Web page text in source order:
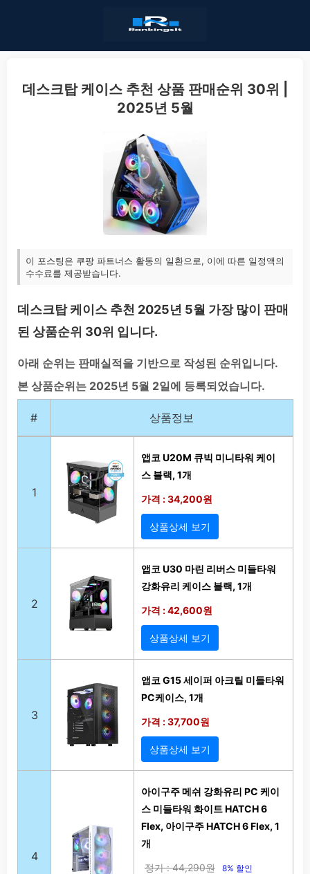
데스크탑 케이스 추천 상품 판매순위 30위 |
2025년 5월
이 포스팅은 쿠팡 파트너스 활동의 일환으로, 이에 따른 일정액의
수수료를 제공받습니다.
데스크탑 케이스 추천 2025년 5월 가장 많이 판매
된 상품순위 30위 입니다.
아래 순위는 판매실적을 기반으로 작성된 순위입니다.
본 상품순위는 2025년 5월 2일에 등록되었습니다.
# 상품정보
1
앱코 U20M 큐빅 미니타워 케이
스 블랙, 1개
가격 : 34,200원
상품상세 보기
2
앱코 U30 마린 리버스 미들타워
강화유리 케이스 블랙, 1개
가격 : 42,600원
상품상세 보기
3
앱코 G15 세이퍼 아크릴 미들타워
PC케이스, 1개
가격 : 37,700원
상품상세 보기
4
아이구주 메쉬 강화유리 PC 케이
스 미들타워 화이트 HATCH 6
Flex, 아이구주 HATCH 6 Flex, 1
개
정가 : 44,290원 8% 할인